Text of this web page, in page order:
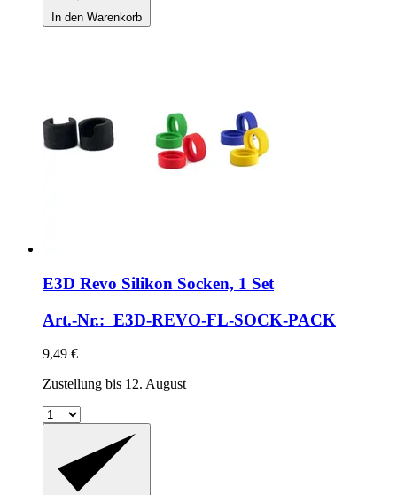
In den Warenkorb
E3D Revo Silikon Socken, 1 Set
Art.-Nr.: E3D-REVO-FL-SOCK-PACK
9,49 €
Zustellung bis 12. August